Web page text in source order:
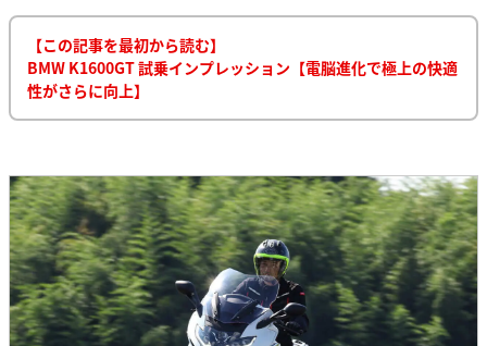
【この記事を最初から読む】
BMW K1600GT 試乗インプレッション【電脳進化で極上の快適
性がさらに向上】